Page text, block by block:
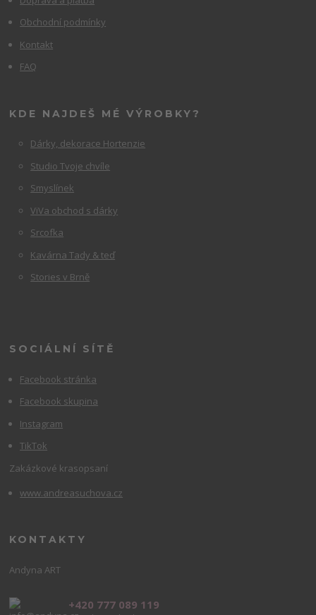
Obchodní podmínky
Kontakt
FAQ
KDE NAJDEŠ MÉ VÝROBKY?
Dárky, dekorace Hortenzie
Studio Tvoje chvíle
Smyslínek
ViVa obchod s dárky
Srcofka
Kavárna Tady & teď
Stories v Brně
SOCIÁLNÍ SÍTĚ
Facebook stránka
Facebook skupina
Instagram
TikTok
Zakázkové krasopsaní
www.andreasuchova.cz
KONTAKTY
Andyna ART
+420 777 089 119